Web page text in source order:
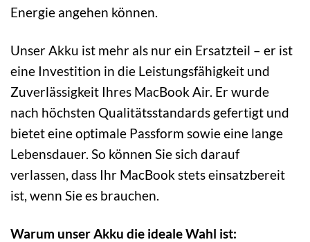
Energie angehen können.
Unser Akku ist mehr als nur ein Ersatzteil – er ist
eine Investition in die Leistungsfähigkeit und
Zuverlässigkeit Ihres MacBook Air. Er wurde
nach höchsten Qualitätsstandards gefertigt und
bietet eine optimale Passform sowie eine lange
Lebensdauer. So können Sie sich darauf
verlassen, dass Ihr MacBook stets einsatzbereit
ist, wenn Sie es brauchen.
Warum unser Akku die ideale Wahl ist: